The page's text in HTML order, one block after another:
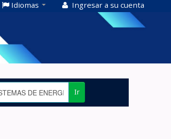
Idiomas Ingresar a su cuenta
Ir